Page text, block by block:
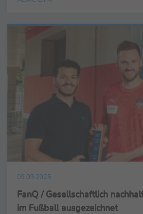
09.09.2025
FanQ / Gesellschaftlich
im Fußball ausgezeichnet